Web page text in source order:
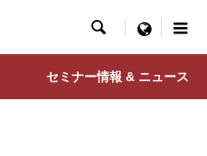
 menu
セミナー情報 & ニュース